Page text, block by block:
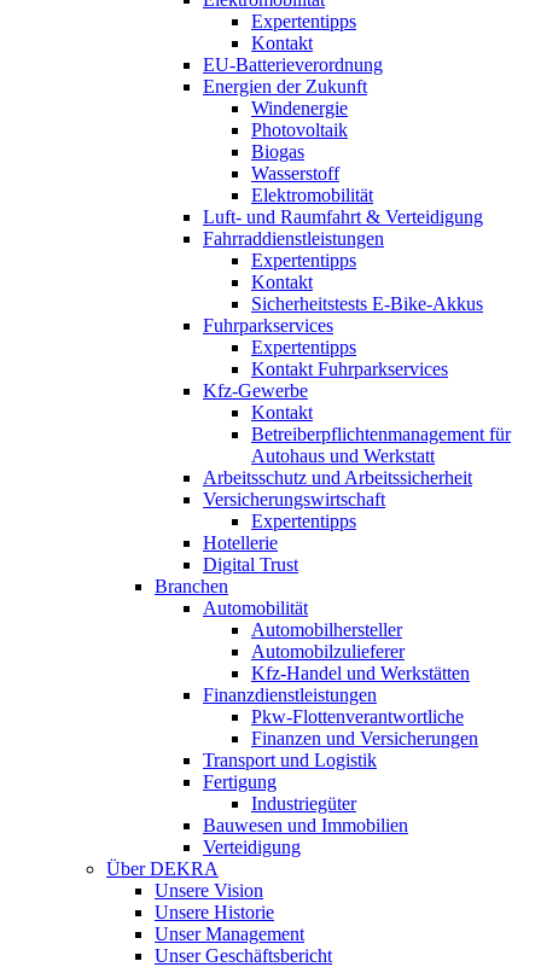
Expertentipps
Kontakt
EU-Batterieverordnung
Energien der Zukunft
Windenergie
Photovoltaik
Biogas
Wasserstoff
Elektromobilität
Luft- und Raumfahrt & Verteidigung
Fahrraddienstleistungen
Expertentipps
Kontakt
Sicherheitstests E-Bike-Akkus
Fuhrparkservices
Expertentipps
Kontakt Fuhrparkservices
Kfz-Gewerbe
Kontakt
Betreiberpflichtenmanagement für
Autohaus und Werkstatt
Arbeitsschutz und Arbeitssicherheit
Versicherungswirtschaft
Expertentipps
Hotellerie
Digital Trust
Branchen
Automobilität
Automobilhersteller
Automobilzulieferer
Kfz-Handel und Werkstätten
Finanzdienstleistungen
Pkw‑Flottenverantwortliche
Finanzen und Versicherungen
Transport und Logistik
Fertigung
Industriegüter
Bauwesen und Immobilien
Verteidigung
Über DEKRA
Unsere Vision
Unsere Historie
Unser Management
Unser Geschäftsbericht